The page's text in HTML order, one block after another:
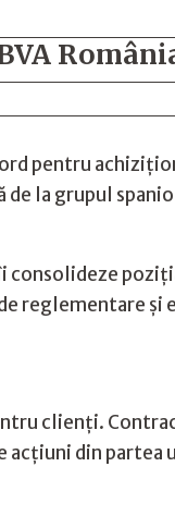
pentru
la grupul
îi consolideze
reglementare și
clienți.
acțiuni din